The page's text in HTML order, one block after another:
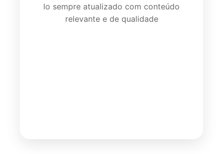
lo sempre atualizado com conteúdo
relevante e de qualidade